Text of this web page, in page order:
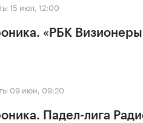
15 июл, 12:00
«РБК
09 июн, 09:20
Падел-лига